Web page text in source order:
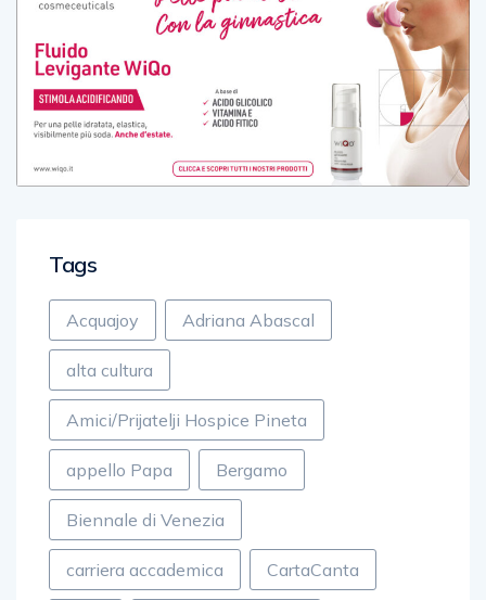
Tags
Acquajoy Adriana Abascal
alta cultura
Amici/Prijatelji Hospice Pineta
appello Papa Bergamo
Biennale di Venezia
carriera accademica CartaCanta